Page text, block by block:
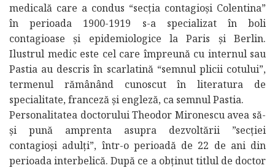
medicală care a condus “secția contagioși Colentina”
în perioada 1900-1919 s-a specializat în boli
contagioase și epidemiologice la Paris și Berlin.
Ilustrul medic este cel care împreună cu internul sau
Pastia au descris în scarlatină “semnul plicii cotului”,
termenul rămânând cunoscut în literatura de
specialitate, franceză și engleză, ca semnul Pastia.
Personalitatea doctorului Theodor Mironescu avea să-
și pună amprenta asupra dezvoltării ”secției
contagioși adulți”, într-o perioadă de 22 de ani din
perioada interbelică. După ce a obținut titlul de doctor